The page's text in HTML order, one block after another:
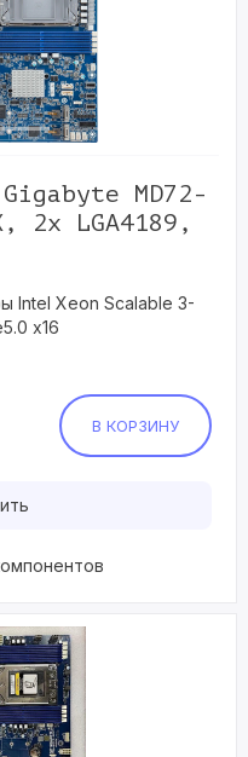
MD72-
2x LGA4189,
Intel Xeon Scalable 3-
x16
В КОРЗИНУ